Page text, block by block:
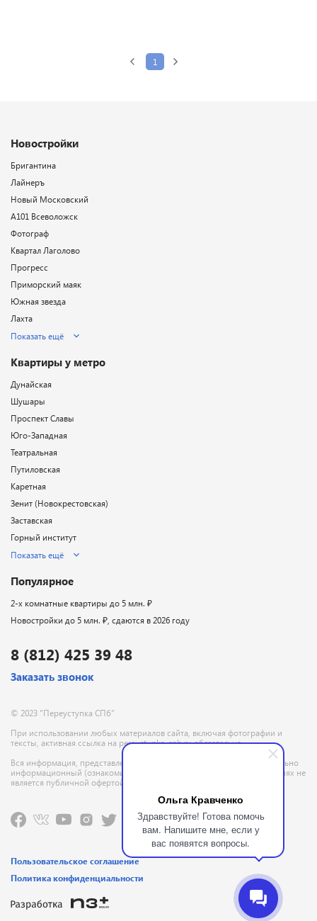
Ольга Кравченко
Здравствуйте! Готова помочь
вам. Напишите мне, если у
вас появятся вопросы.
1
8 (812) 425 39 48
Заказать звонок
© 2023 "Переуступка СПб"
При использовании любых материалов сайта, включая фотографии и
тексты, активная ссылка на pereustupka-spb.ru обязательна
Вся информация, представленная на данном сайте, носит исключительно
информационный (ознакомительный) характер и ни при каких условиях не
является публичной офертой, определяемой положениями ГК РФ
Новостройки
Бригантина
Лайнеръ
Новый Московский
А101 Всеволожск
Фотограф
Квартал Лаголово
Прогресс
Приморский маяк
Южная звезда
Лахта
Показать ещё
Квартиры у метро
Дунайская
Шушары
Проспект Славы
Юго-Западная
Театральная
Путиловская
Каретная
Зенит (Новокрестовская)
Заставская
Горный институт
Показать ещё
Популярное
2-х комнатные квартиры до 5 млн. ₽
Новостройки до 5 млн. ₽, сдаются в 2026 году
Пользовательское соглашение
Политика конфиденциальности